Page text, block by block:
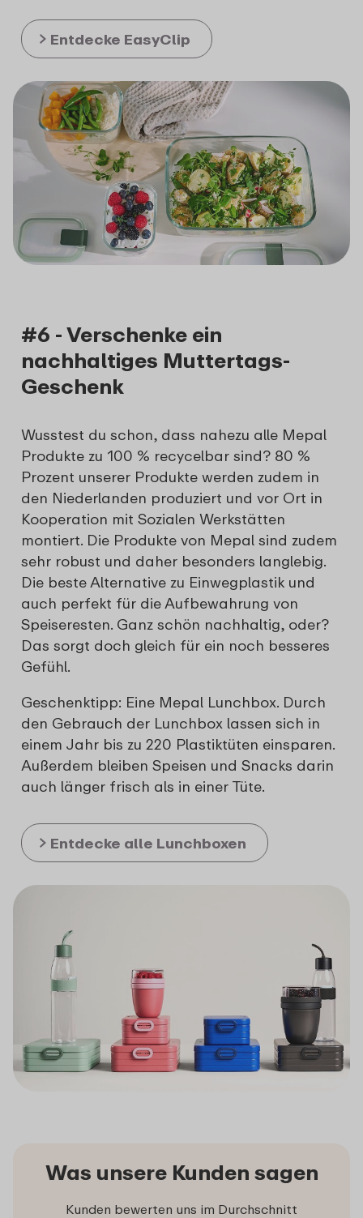
Entdecke EasyClip
#6 - Verschenke ein
nachhaltiges Muttertags-
Geschenk
Wusstest du schon, dass nahezu alle Mepal
Produkte zu 100 % recycelbar sind? 80 %
Prozent unserer Produkte werden zudem in
den Niederlanden produziert und vor Ort in
Kooperation mit Sozialen Werkstätten
montiert. Die Produkte von Mepal sind zudem
sehr robust und daher besonders langlebig.
Die beste Alternative zu Einwegplastik und
auch perfekt für die Aufbewahrung von
Speiseresten. Ganz schön nachhaltig, oder?
Das sorgt doch gleich für ein noch besseres
Gefühl.
Geschenktipp: Eine Mepal Lunchbox. Durch
den Gebrauch der Lunchbox lassen sich in
einem Jahr bis zu 220 Plastiktüten einsparen.
Außerdem bleiben Speisen und Snacks darin
auch länger frisch als in einer Tüte.
Entdecke alle Lunchboxen
Was unsere Kunden sagen
Kunden bewerten uns im Durchschnitt